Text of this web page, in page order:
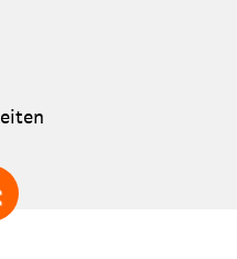
Seitenanfang